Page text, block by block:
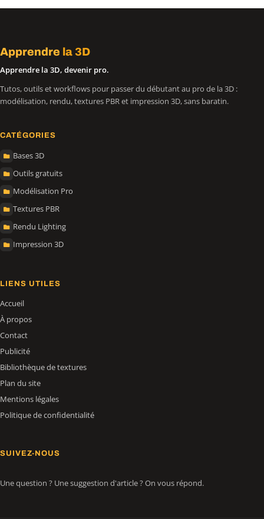
Apprendre la 3D
Apprendre la 3D, devenir pro.
Tutos, outils et workflows pour passer du débutant au pro de la 3D :
modélisation, rendu, textures PBR et impression 3D, sans baratin.
CATÉGORIES
Bases 3D
Outils gratuits
Modélisation Pro
Textures PBR
Rendu Lighting
Impression 3D
LIENS UTILES
Accueil
À propos
Contact
Publicité
Bibliothèque de textures
Plan du site
Mentions légales
Politique de confidentialité
SUIVEZ-NOUS
Une question ? Une suggestion d'article ? On vous répond.